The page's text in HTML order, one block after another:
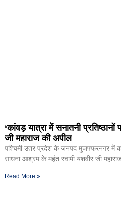
‘कांवड़ यात्रा में सनातनी
जी महाराज की अपील
पश्चिमी उतर प्रदेश के जनपद मुजफ्फरनगर में
साधना आश्रम के महंत स्वामी यशवीर जी
Read More »